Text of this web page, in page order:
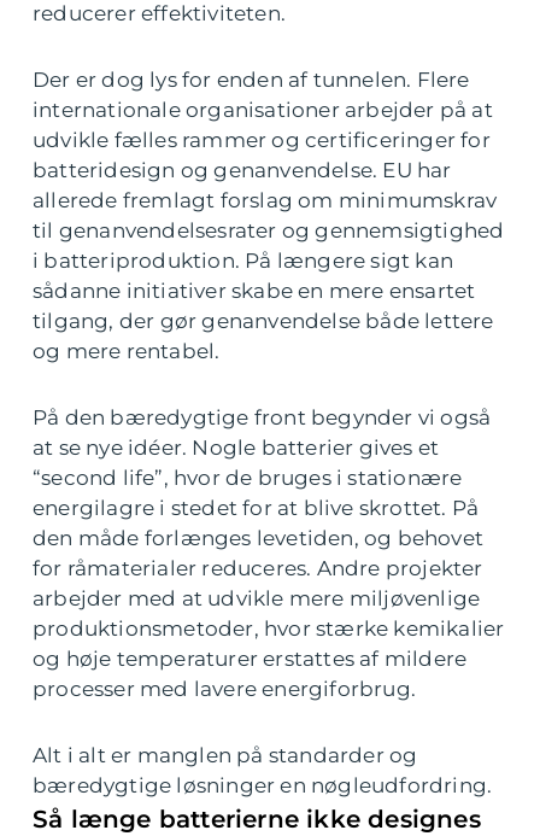
reducerer effektiviteten.
Der er dog lys for enden af tunnelen. Flere
internationale organisationer arbejder på at
udvikle fælles rammer og certificeringer for
batteridesign og genanvendelse. EU har
allerede fremlagt forslag om minimumskrav
til genanvendelsesrater og gennemsigtighed
i batteriproduktion. På længere sigt kan
sådanne initiativer skabe en mere ensartet
tilgang, der gør genanvendelse både lettere
og mere rentabel.
På den bæredygtige front begynder vi også
at se nye idéer. Nogle batterier gives et
“second life”, hvor de bruges i stationære
energilagre i stedet for at blive skrottet. På
den måde forlænges levetiden, og behovet
for råmaterialer reduceres. Andre projekter
arbejder med at udvikle mere miljøvenlige
produktionsmetoder, hvor stærke kemikalier
og høje temperaturer erstattes af mildere
processer med lavere energiforbrug.
Alt i alt er manglen på standarder og
bæredygtige løsninger en nøgleudfordring.
Så længe batterierne ikke designes